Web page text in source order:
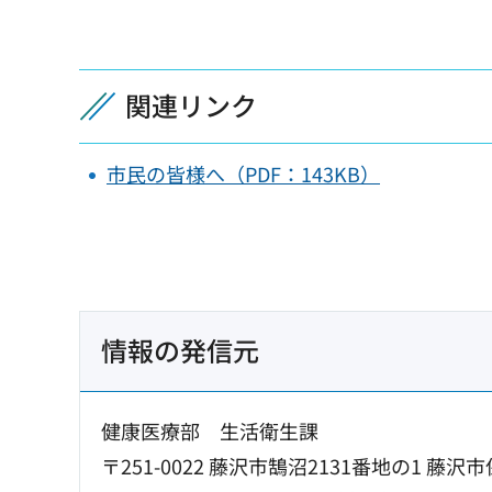
関連リンク
市民の皆様へ（PDF：143KB）
情報の発信元
健康医療部 生活衛生課
〒251-0022 藤沢市鵠沼2131番地の1 藤沢